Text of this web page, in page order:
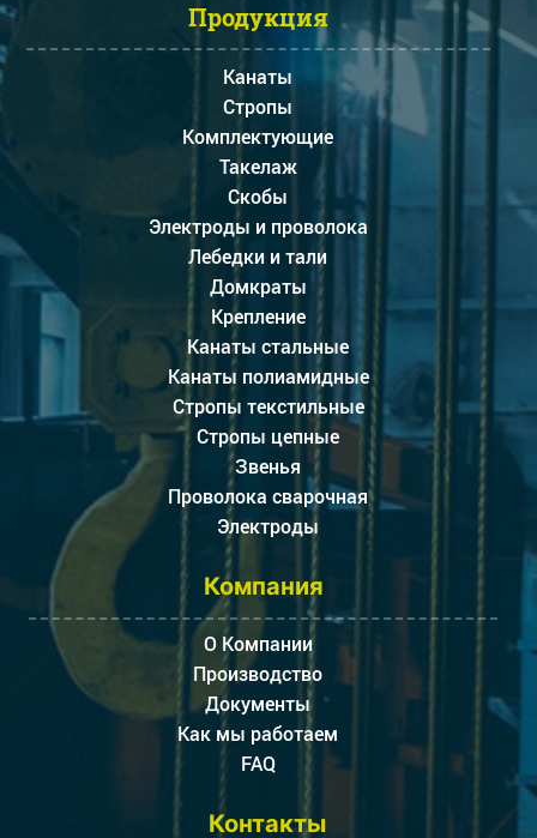
Продукция
Канаты
Стропы
Комплектующие
Такелаж
Скобы
Электроды и проволока
Лебедки и тали
Домкраты
Крепление
Канаты стальные
Канаты полиамидные
Стропы текстильные
Стропы цепные
Звенья
Проволока сварочная
Электроды
Компания
О Компании
Производство
Документы
Как мы работаем
FAQ
Контакты